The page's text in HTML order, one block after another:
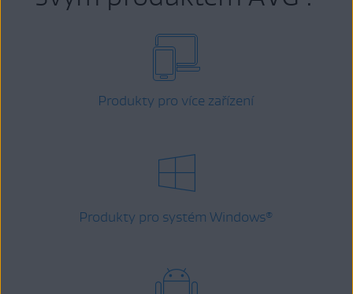
Produkty pro více zařízení
Produkty pro systém Windows®